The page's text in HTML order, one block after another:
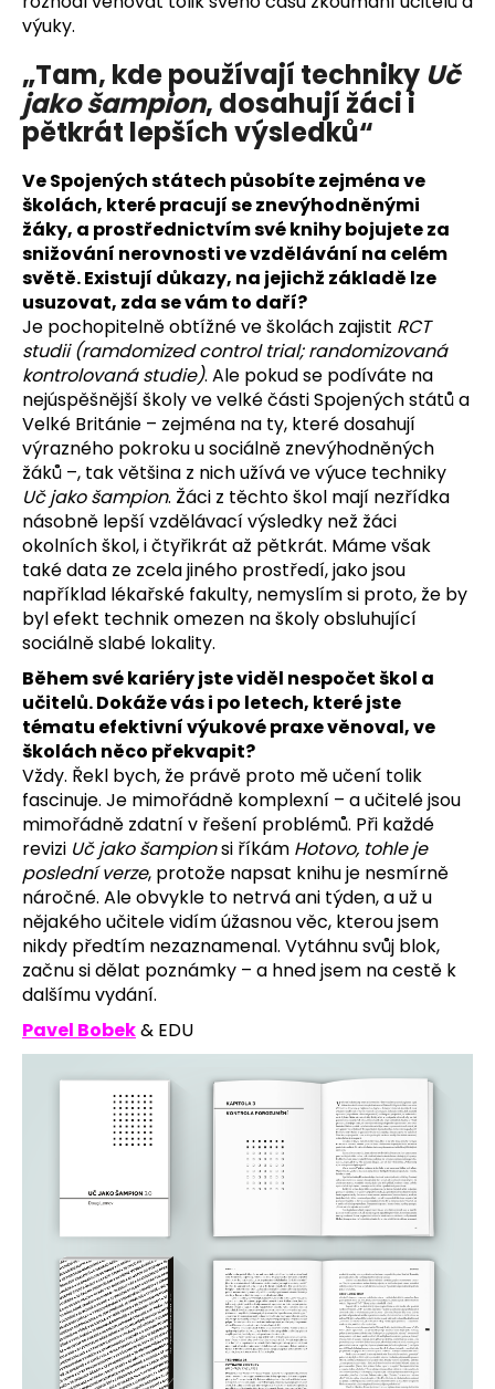
výuky.
„Tam, kde používají techniky Uč
jako šampion, dosahují žáci i
pětkrát lepších výsledků“
Ve Spojených státech působíte zejména ve
školách, které pracují se znevýhodněnými
žáky, a prostřednictvím své knihy bojujete za
snižování nerovnosti ve vzdělávání na celém
světě. Existují důkazy, na jejichž základě lze
usuzovat, zda se vám to daří?
Je pochopitelně obtížné ve školách zajistit RCT
studii (ramdomized control trial; randomizovaná
kontrolovaná studie). Ale pokud se podíváte na
nejúspěšnější školy ve velké části Spojených států a
Velké Británie – zejména na ty, které dosahují
výrazného pokroku u sociálně znevýhodněných
žáků –, tak většina z nich užívá ve výuce techniky
Uč jako šampion. Žáci z těchto škol mají nezřídka
násobně lepší vzdělávací výsledky než žáci
okolních škol, i čtyřikrát až pětkrát. Máme však
také data ze zcela jiného prostředí, jako jsou
například lékařské fakulty, nemyslím si proto, že by
byl efekt technik omezen na školy obsluhující
sociálně slabé lokality.
Během své kariéry jste viděl nespočet škol a
učitelů. Dokáže vás i po letech, které jste
tématu efektivní výukové praxe věnoval, ve
školách něco překvapit?
Vždy. Řekl bych, že právě proto mě učení tolik
fascinuje. Je mimořádně komplexní – a učitelé jsou
mimořádně zdatní v řešení problémů. Při každé
revizi Uč jako šampionsi říkám Hotovo, tohle je
poslední verze, protože napsat knihu je nesmírně
náročné. Ale obvykle to netrvá ani týden, a už u
nějakého učitele vidím úžasnou věc, kterou jsem
nikdy předtím nezaznamenal. Vytáhnu svůj blok,
začnu si dělat poznámky – a hned jsem na cestě k
dalšímu vydání.
Pavel Bobek& EDU